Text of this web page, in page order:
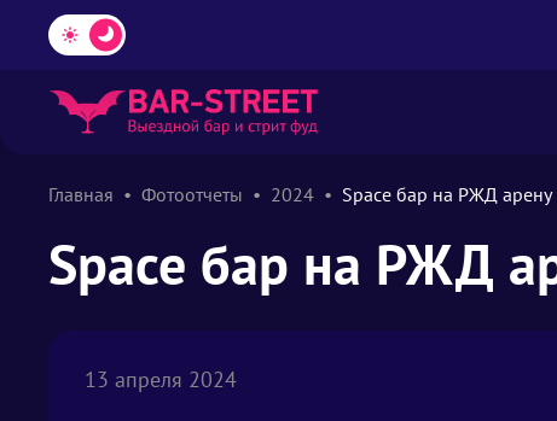
Главная Фотоотчеты 2024 Space бар на РЖД арену
Space бар на РЖД
13 апреля 2024